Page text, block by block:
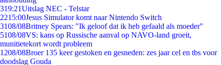
319:21Uitslag NEC - Telstar
2215:00Jesus Simulator komt naar Nintendo Switch
3108/08Britney Spears: "Ik geloof dat ik heb gefaald als moeder"
5108/08VS: kans op Russische aanval op NAVO-land groeit,
munitietekort wordt probleem
1208/08Broer 135 keer gestoken en gesneden: zes jaar cel en tbs voor
doodslag Gouda